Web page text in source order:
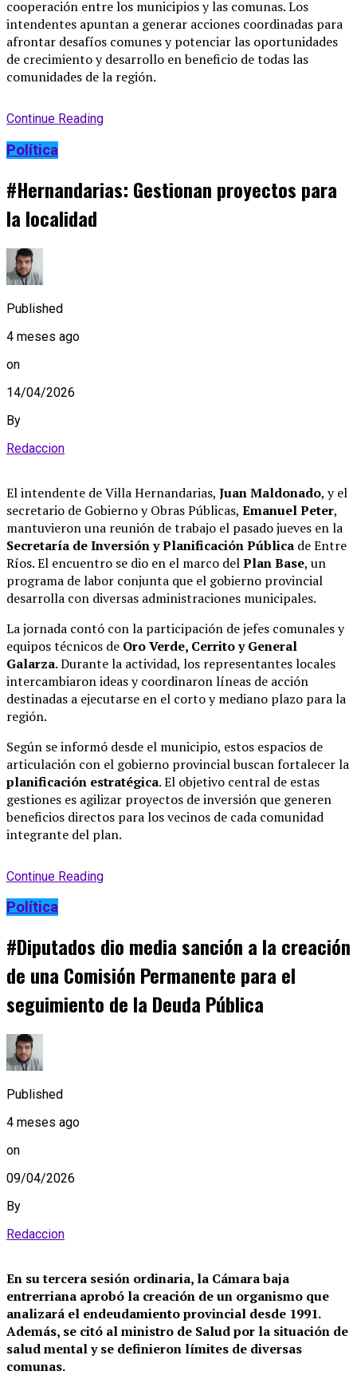
cooperación entre los municipios y las comunas. Los
intendentes apuntan a generar acciones coordinadas para
afrontar desafíos comunes y potenciar las oportunidades
de crecimiento y desarrollo en beneficio de todas las
comunidades de la región.
Continue Reading
Política
#Hernandarias: Gestionan proyectos para
la localidad
Published
4 meses ago
on
14/04/2026
By
Redaccion
El intendente de Villa Hernandarias, Juan Maldonado, y el
secretario de Gobierno y Obras Públicas, Emanuel Peter,
mantuvieron una reunión de trabajo el pasado jueves en la
Secretaría de Inversión y Planificación Pública de Entre
Ríos.El encuentro se dio en el marco delPlan Base, un
programa de labor conjunta que el gobierno provincial
desarrolla con diversas administraciones municipales.
La jornada contó con la participación de jefes comunales y
equipos técnicos de Oro Verde, Cerrito y General
Galarza.Durante la actividad, los representantes locales
intercambiaron ideas y coordinaron líneas de acción
destinadas a ejecutarse en el corto y mediano plazo para la
región.
Según se informó desde el municipio, estos espacios de
articulación con el gobierno provincial buscan fortalecer la
planificación estratégica.El objetivo central de estas
gestiones es agilizar proyectos de inversión que generen
beneficios directos para los vecinos de cada comunidad
integrante del plan.
Continue Reading
Política
#Diputados dio media sanción a la creación
de una Comisión Permanente para el
seguimiento de la Deuda Pública
Published
4 meses ago
on
09/04/2026
By
Redaccion
En su tercera sesión ordinaria, la Cámara baja
entrerriana aprobó la creación de un organismo que
analizará el endeudamiento provincial desde 1991.
Además, se citó al ministro de Salud por la situación de
salud mental y se definieron límites de diversas
comunas.